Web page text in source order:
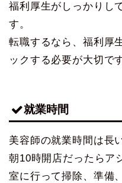
福利厚生がしっかりし
す。
転職するなら、福利厚
ックする必要が大切で
就業時間
美容師の就業時間は長
朝10時開店だったらア
室に行って掃除、準備